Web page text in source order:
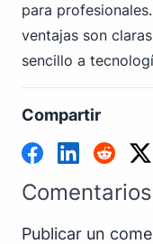
para
ventajas son
sencillo a
Compartir
Publicar un